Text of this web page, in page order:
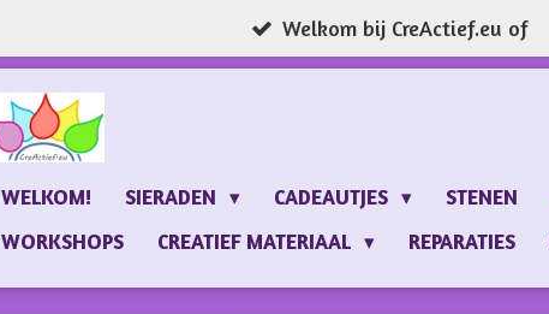
Welkom bij CreActief.eu of
WELKOM! SIERADEN CADEAUTJES STENEN
WORKSHOPS
CREATIEF MATERIAAL REPARATIES